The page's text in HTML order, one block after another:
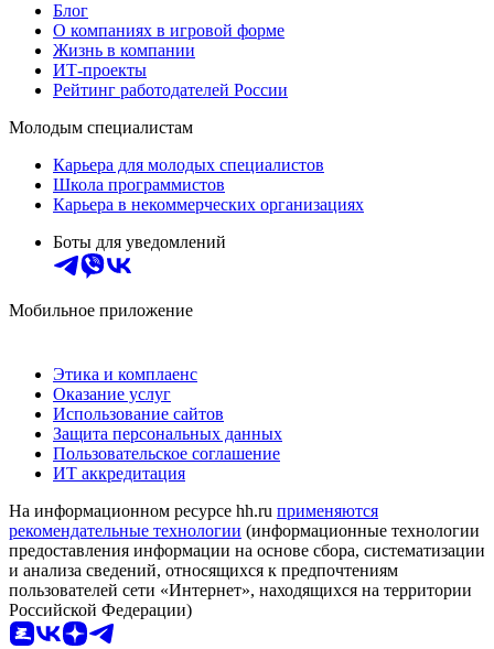
Блог
О компаниях в игровой форме
Жизнь в компании
ИТ-проекты
Рейтинг работодателей России
Молодым специалистам
Карьера для молодых специалистов
Школа программистов
Карьера в некоммерческих организациях
Боты для уведомлений
Мобильное приложение
Этика и комплаенс
Оказание услуг
Использование сайтов
Защита персональных данных
Пользовательское соглашение
ИТ аккредитация
На информационном ресурсе hh.ru применяются
рекомендательные технологии (информационные технологии
предоставления информации на основе сбора, систематизации
и анализа сведений, относящихся к предпочтениям
пользователей сети «Интернет», находящихся на территории
Российской Федерации)